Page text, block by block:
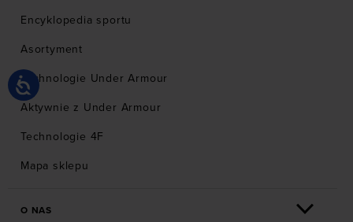
Encyklopedia sportu
Asortyment
Technologie Under Armour
Aktywnie z Under Armour
Technologie 4F
Mapa sklepu
O NAS